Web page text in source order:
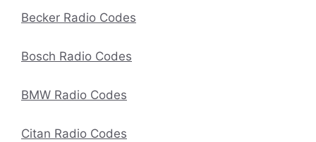
Becker Radio Codes
Bosch Radio Codes
BMW Radio Codes
Citan Radio Codes